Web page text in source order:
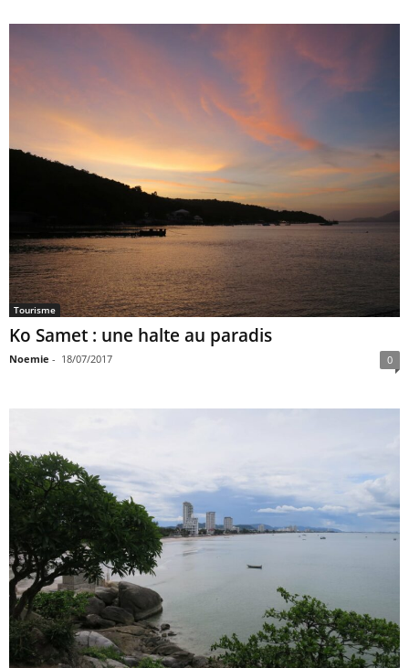
Tourisme
Ko Samet : une halte au paradis
Noemie - 18/07/2017 0